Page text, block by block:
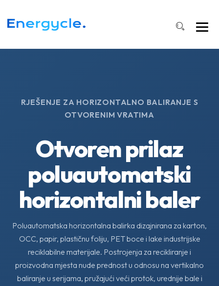
RJEŠENJE ZA HORIZONTALNO BALIRANJE S
OTVORENIM VRATIMA
Otvoren prilaz
poluautomatski
horizontalni baler
Poluautomatska horizontalna balirka dizajnirana za karton,
OCC, papir, plastičnu foliju, PET boce i lake industrijske
reciklabilne materijale. Postrojenja za recikliranje i
proizvodna mjesta nude prednost u odnosu na vertikalno
baliranje u serijama, pružajući veći protok, urednije bale i